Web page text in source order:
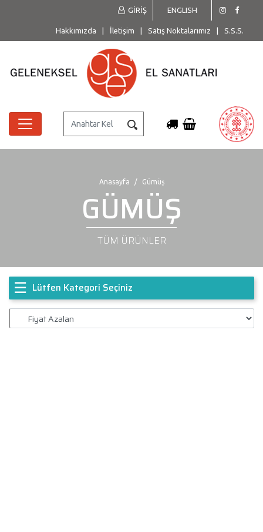
ENGLISH
GİRİŞ
Hakkımızda İletişim Satış Noktalarımız S.S.S.
Anasayfa Gümüş
GÜMÜŞ
TÜM ÜRÜNLER
☰ Lütfen Kategori Seçiniz